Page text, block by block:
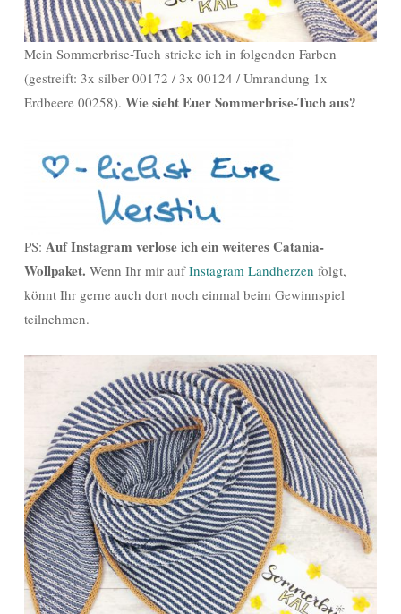
Mein Sommerbrise-Tuch stricke ich in folgenden Farben
(gestreift: 3x silber 00172 / 3x 00124 / Umrandung 1x
Erdbeere 00258). Wie sieht Euer Sommerbrise-Tuch aus?
PS: Auf Instagram verlose ich ein weiteres Catania-
Wollpaket. Wenn Ihr mir aufInstagram Landherzen folgt,
könnt Ihr gerne auch dort noch einmal beim Gewinnspiel
teilnehmen.